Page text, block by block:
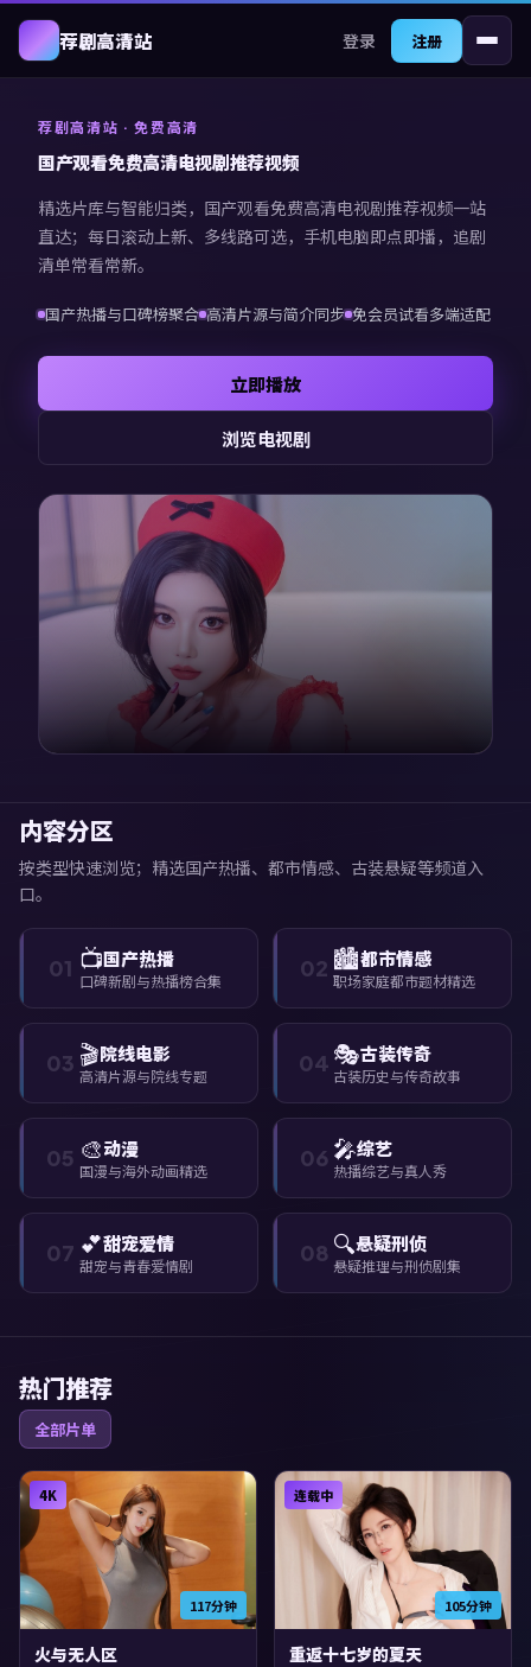
荐剧高清站 登录 注册
荐剧高清站 · 免费高清
国产观看免费高清电视剧推荐视频
精选片库与智能归类， 国产观看免费高清电视剧推荐视频一站
直达；每日滚动上新、多线路可选，手机电脑即点即播，追剧
清单常看常新。
国产热播与口碑榜聚合 高清片源与简介同步 免会员试看多端适配
立即播放
浏览电视剧
内容分区
按类型快速浏览；精选国产热播、都市情感、古装悬疑等频道入
口。
01 📺国产热播
口碑新剧与热播榜合集 02 🏙️都市情感
职场家庭都市题材精选
03 🎬院线电影
高清片源与院线专题 04 🎭古装传奇
古装历史与传奇故事
05 🎨动漫
国漫与海外动画精选 06 🎤综艺
热播综艺与真人秀
07 💕甜宠爱情
甜宠与青春爱情剧 08 🔍悬疑刑侦
悬疑推理与刑侦剧集
热门推荐
全部片单
117分钟
4K
火与无人区
105分钟
连载中
重返十七岁的夏天